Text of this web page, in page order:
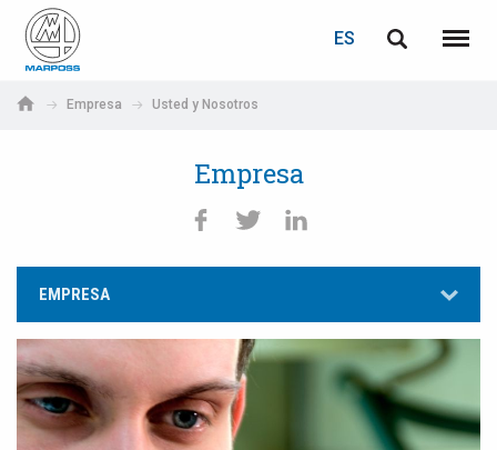
S.p.A.
ES
Menú
Empresa Usted y Nosotros
Empresa
EMPRESA
Deutsch
Français
Español
中文 (Chinese)
한국어 (Korean)
ACCEDER
Si aún no está registrado, puede hacerlo ahora: ¡es gratis!